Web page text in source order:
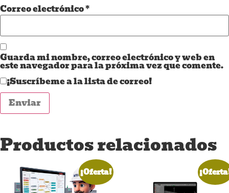
Correo electrónico*
Guarda mi nombre, correo electrónico y web en
este navegador para la próxima vez que comente.
¡Suscríbeme a la lista de correo!
Productos relacionados
¡Oferta!